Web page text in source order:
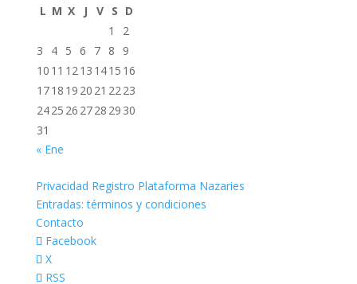
L M X J V S D
1
2
3
4 5 6 7 8
9
10 11 1213 1415 16
1718 19 20 21 2223
2425 26 2728 29 30
31
« Ene
Privacidad Registro Plataforma Nazaries
Entradas: términos y condiciones
Contacto
Facebook
X
RSS